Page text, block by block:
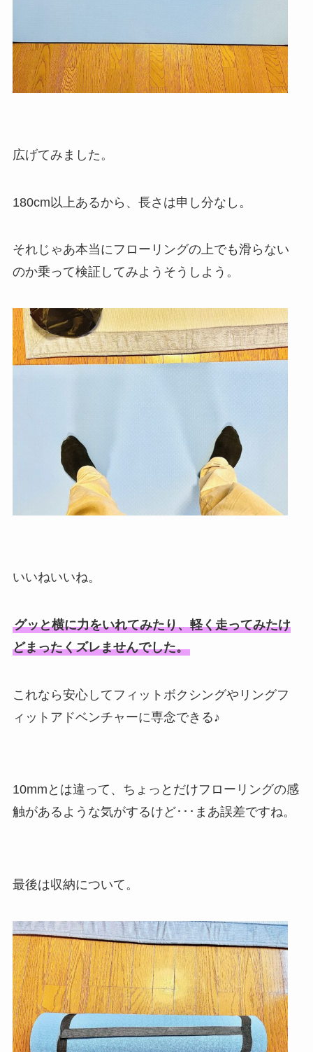
広げてみました。
180cm以上あるから、長さは申し分なし。
それじゃあ本当にフローリングの上でも滑らない
のか乗って検証してみようそうしよう。
いいねいいね。
グッと横に力をいれてみたり、軽く走ってみたけ
どまったくズレませんでした。
これなら安心してフィットボクシングやリングフ
ィットアドベンチャーに専念できる♪
10mmとは違って、ちょっとだけフローリングの感
触があるような気がするけど･･･まあ誤差ですね。
最後は収納について。